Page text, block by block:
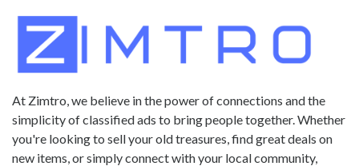
At Zimtro, we believe in the power of connections and the
simplicity of classified ads to bring people together. Whether
you're looking to sell your old treasures, find great deals on
new items, or simply connect with your local community,